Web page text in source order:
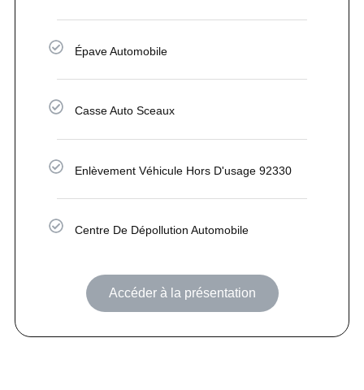
Épave Automobile
Casse Auto Sceaux
Enlèvement Véhicule Hors D'usage 92330
Centre De Dépollution Automobile
Accéder à la présentation